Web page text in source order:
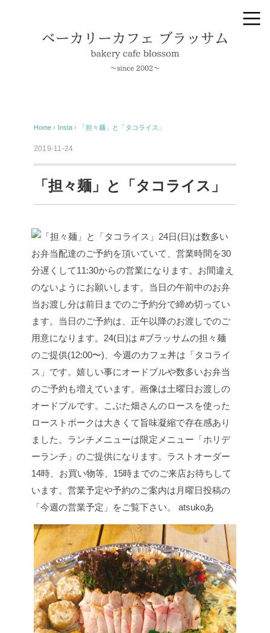
Home › Insta › 「担々麺」と「タコライス」
2019-11-24
「担々麺」と「タコライス」